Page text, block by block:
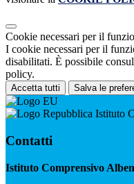
Cookie necessari per il
I cookie necessari per il
disabilitati. È possibile
policy.
Accetta tutti Salva le
Istituto
Contatti
Istituto Comprensivo